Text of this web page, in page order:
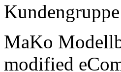
MaKo
modified